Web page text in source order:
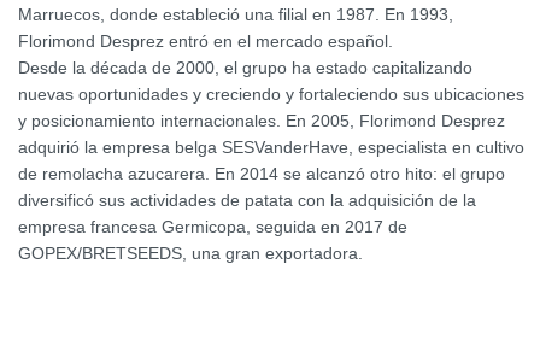
Marruecos, donde estableció una filial en 1987. En 1993,
Florimond Desprez entró en el mercado español.
Desde la década de 2000, el grupo ha estado capitalizando
nuevas oportunidades y creciendo y fortaleciendo sus ubicaciones
y posicionamiento internacionales. En 2005, Florimond Desprez
adquirió la empresa belga SESVanderHave, especialista en cultivo
de remolacha azucarera. En 2014 se alcanzó otro hito: el grupo
diversificó sus actividades de patata con la adquisición de la
empresa francesa Germicopa, seguida en 2017 de
GOPEX/BRETSEEDS, una gran exportadora.